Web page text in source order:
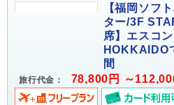
【福岡ソフ
ター/3F
席】エスコ
HOKKAIDO
間
旅行代金： 78,800円 ～